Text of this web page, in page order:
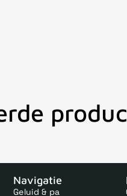
Navigatie
Geluid & pa